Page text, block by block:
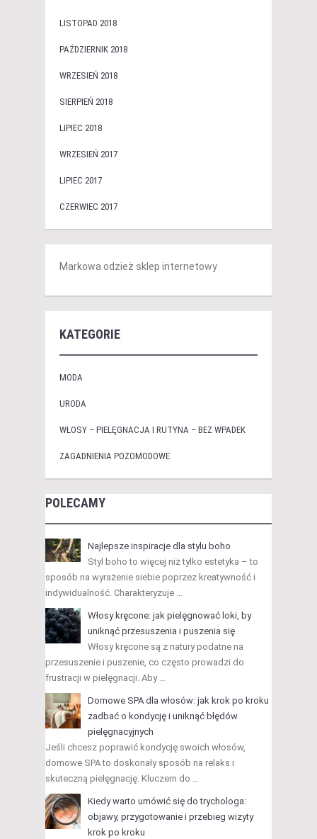
LISTOPAD 2018
PAŹDZIERNIK 2018
WRZESIEŃ 2018
SIERPIEŃ 2018
LIPIEC 2018
WRZESIEŃ 2017
LIPIEC 2017
CZERWIEC 2017
Markowa odzież sklep internetowy
KATEGORIE
MODA
URODA
WŁOSY – PIELĘGNACJA I RUTYNA – BEZ WPADEK
ZAGADNIENIA POZOMODOWE
POLECAMY
Najlepsze inspiracje dla stylu boho
Styl boho to więcej niż tylko estetyka – to
sposób na wyrażenie siebie poprzez kreatywność i
indywidualność. Charakteryzuje …
Włosy kręcone: jak pielęgnować loki, by
uniknąć przesuszenia i puszenia się
Włosy kręcone są z natury podatne na
przesuszenie i puszenie, co często prowadzi do
frustracji w pielęgnacji. Aby …
Domowe SPA dla włosów: jak krok po kroku
zadbać o kondycję i uniknąć błędów
pielęgnacyjnych
Jeśli chcesz poprawić kondycję swoich włosów,
domowe SPA to doskonały sposób na relaks i
skuteczną pielęgnację. Kluczem do …
Kiedy warto umówić się do trychologa:
objawy, przygotowanie i przebieg wizyty
krok po kroku